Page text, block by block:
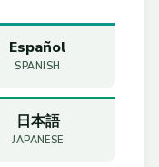
Español
SPANISH
日本語
JAPANESE